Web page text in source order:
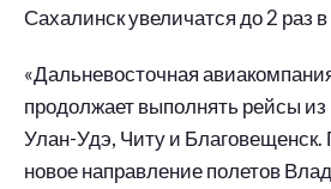
Сахалинск увеличатся до 2 раз
«Дальневосточная
продолжает выполнять рейсы
Улан-Удэ, Читу и Благовещенск.
новое направление полетов